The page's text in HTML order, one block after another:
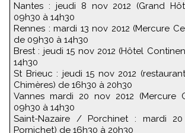
Nantes : jeudi 8 nov 2012 (Grand Hôtel Mercure) de
09h30 à 14h30
Rennes : mardi 13 nov 2012 (Mercure
de 09h30 à 14h30
Brest : jeudi 15 nov 2012 (Hôtel
14h30
St Brieuc : jeudi 15 nov 2012
Chimères) de 16h30 à 20h30
Vannes mardi 20 nov 2012 (Mercure
09h30 à 14h30
Saint-Nazaire / Porchinet : mardi
Pornichet) de 16h30 à 20h30